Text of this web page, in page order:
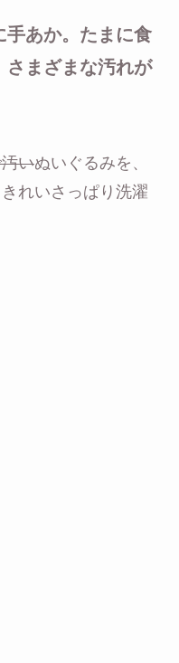
手あか。たまに食
さまざまな汚れが
いぬいぐるみを、
れいさっぱり洗濯